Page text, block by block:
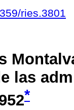
ries.3801
las
*